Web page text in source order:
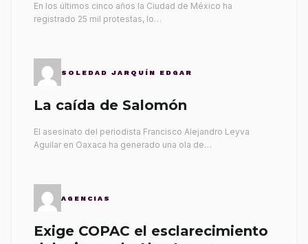
En los últimos cinco años la Ciudad de México ha
registrado 25 mil protestas, lo…
SOLEDAD JARQUÍN EDGAR
La caída de Salomón
El asesinato del periodista Francisco Alejandro Leyva
Aguilar en Oaxaca ha generado una ola de…
AGENCIAS
Exige COPAC el esclarecimiento